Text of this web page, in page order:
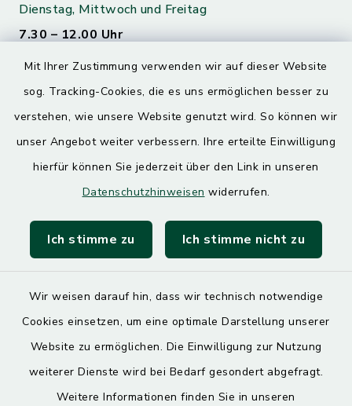
Mit Ihrer Zustimmung verwenden wir auf dieser Website
sog. Tracking-Cookies, die es uns ermöglichen besser zu
verstehen, wie unsere Website genutzt wird. So können wir
unser Angebot weiter verbessern. Ihre erteilte Einwilligung
hierfür können Sie jederzeit über den Link in unseren
Datenschutzhinweisen widerrufen.
Ich stimme zu Ich stimme nicht zu
Wir weisen darauf hin, dass wir technisch notwendige
Cookies einsetzen, um eine optimale Darstellung unserer
Website zu ermöglichen. Die Einwilligung zur Nutzung
weiterer Dienste wird bei Bedarf gesondert abgefragt.
Weitere Informationen finden Sie in unseren
Dienstag, Mittwoch und Freitag
7.30 – 12.00 Uhr
Donnerstag
7.30 – 12.00 Uhr
13.00 – 17.30 Uhr
Quicklinks
SoNNe e. V.
Barrierefreiheit